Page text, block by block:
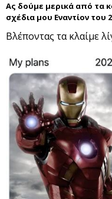
Ας δούμε μερικά από τα
σχέδια μου Εναντίον του
Βλέποντας τα κλαίμε